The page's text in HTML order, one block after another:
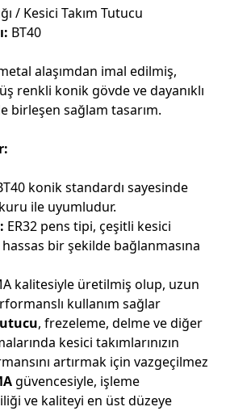
/ Kesici Takım Tutucu
BT40
alaşımdan imal edilmiş,
renkli konik gövde ve dayanıklı
birleşen sağlam tasarım.
konik standardı sayesinde
ile uyumludur.
ER32 pens tipi, çeşitli kesici
bir şekilde bağlanmasına
kalitesiyle üretilmiş olup, uzun
kullanım sağlar
, frezeleme, delme ve diğer
kesici takımlarınızın
artırmak için vazgeçilmez
güvencesiyle, işleme
ve kaliteyi en üst düzeye